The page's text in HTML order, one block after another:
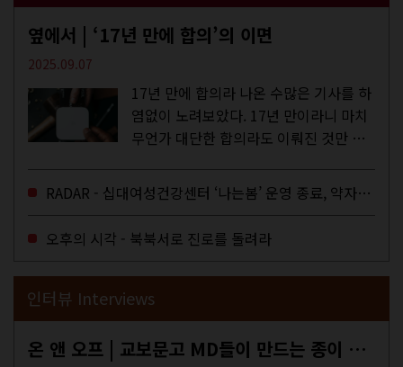
옆에서 | ‘17년 만에 합의’의 이면
2025.09.07
17년 만에 합의라 나온 수많은 기사를 하
염없이 노려보았다. 17년 만이라니 마치
무언가 대단한 합의라도 이뤄진 것만 같
을 결정하는 심의기구인 최저임금위원회
에 대한 소식을 전하는 기사였는데,...
RADAR - 십대여성건강센터 ‘나는봄’ 운영 종료, 약자로부터 멀어지는 도시
오후의 시각 - 북북서로 진로를 돌려라
인터뷰 Interviews
온 앤 오프 | 교보문고 MD들이 만드는 종이 잡지 <어떤>